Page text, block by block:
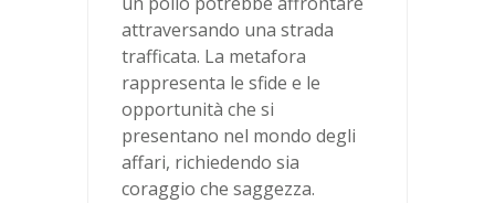
attraversando una strada
trafficata. La metafora
rappresenta le sfide e le
opportunità che si
presentano nel mondo degli
affari, richiedendo sia
coraggio che saggezza.